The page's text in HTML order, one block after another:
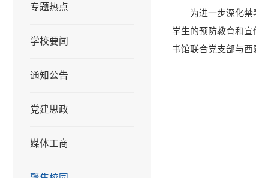
专题热点
学校要闻
通知公告
党建思政
媒体工商
为进一步深化
学生的预防教育和宣
书馆联合党支部与西